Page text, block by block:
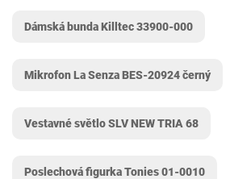
Dámská bunda Killtec 33900-000
Mikrofon La Senza BES-20924 černý
Vestavné světlo SLV NEW TRIA 68
Poslechová figurka Tonies 01-0010